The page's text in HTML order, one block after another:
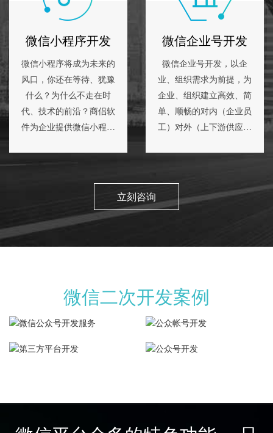
微信小程序开发
微信小程序将成为未来的
风口，你还在等待、犹豫
什么？为什么不走在时
代、技术的前沿？商侣软
件为企业提供微信小程序
微信企业号开发
微信企业号开发，以企
业、组织需求为前提，为
企业、组织建立高效、简
单、顺畅的对内（企业员
工）对外（上下游供应链
立刻咨询
微信二次开发案例